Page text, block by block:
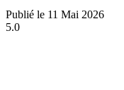
Publié le 11 Mai 2026
5.0